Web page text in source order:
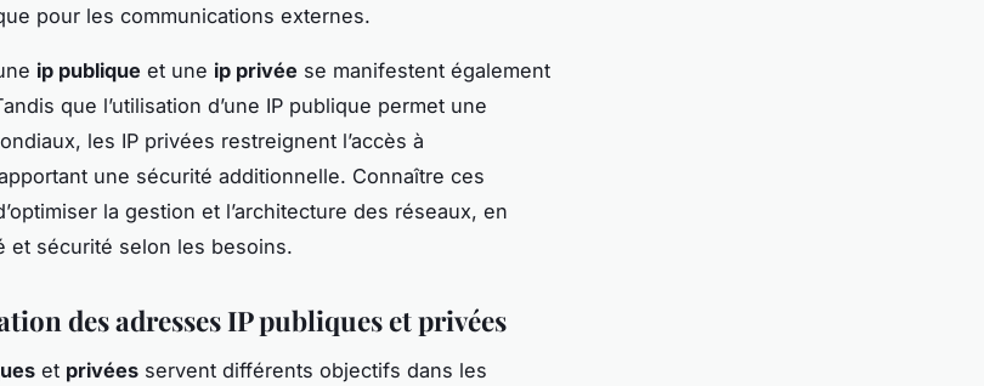
pour les communications externes.
ip publique et une ip privée se manifestent également
que l’utilisation d’une IP publique permet une
les IP privées restreignent l’accès à
une sécurité additionnelle. Connaître ces
la gestion et l’architecture des réseaux, en
et sécurité selon les besoins.
des adresses IP publiques et privées
et privées servent différents objectifs dans les